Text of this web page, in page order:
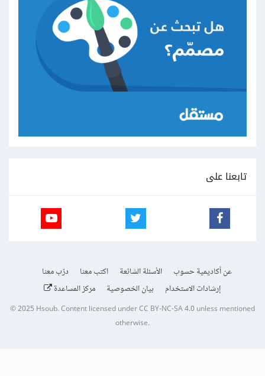
تابعنا على
عن أكاديمية حسوب الأسئلة الشائعة اكتب معنا
درّب معنا
إرشادات الاستخدام
بيان الخصوصية مركز المساعدة
© 2025 Hsoub.Content licensed underCC BY-NC-SA 4.0unless mentioned
otherwise.